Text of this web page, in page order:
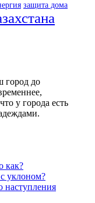
защита дома
город до
у города есть
как?
уклоном?
наступления